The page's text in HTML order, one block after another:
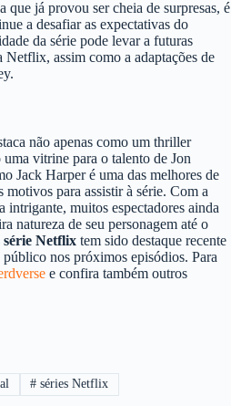
que já provou ser cheia de surpresas, é
a desafiar as expectativas do
da série pode levar a futuras
Netflix, assim como a adaptações de
não apenas como um thriller
vitrine para o talento de Jon
Jack Harper é uma das melhores de
para assistir à série. Com a
intrigante, muitos espectadores ainda
natureza de seu personagem até o
Netflix tem sido destaque recente
nos próximos episódios. Para
e confira também outros
# séries Netflix